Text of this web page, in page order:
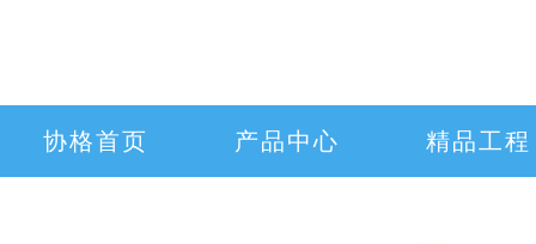
协格首页 产品中心 精品工程